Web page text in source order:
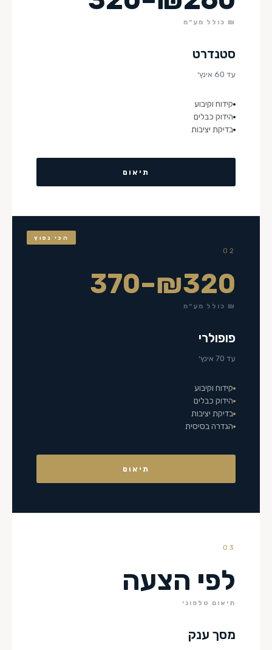
₪ כולל מע״מ
סטנדרט
עד 60 אינץ׳
קידוח וקיבוע
הידוק כבלים
בדיקת יציבות
תיאום
הכי נפוץ
02
₪320–370
₪ כולל מע״מ
פופולרי
עד 70 אינץ׳
קידוח וקיבוע
הידוק כבלים
בדיקת יציבות
הגדרה בסיסית
תיאום
03
לפי הצעה
תיאום טלפוני
מסך ענק